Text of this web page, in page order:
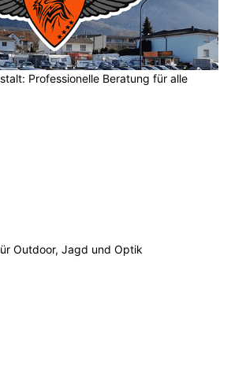
Professionelle Beratung für alle
Outdoor, Jagd und Optik